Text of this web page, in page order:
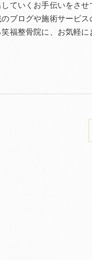
ていくお手伝いをさ
ブログや施術サービ
福整骨院に、お気軽に